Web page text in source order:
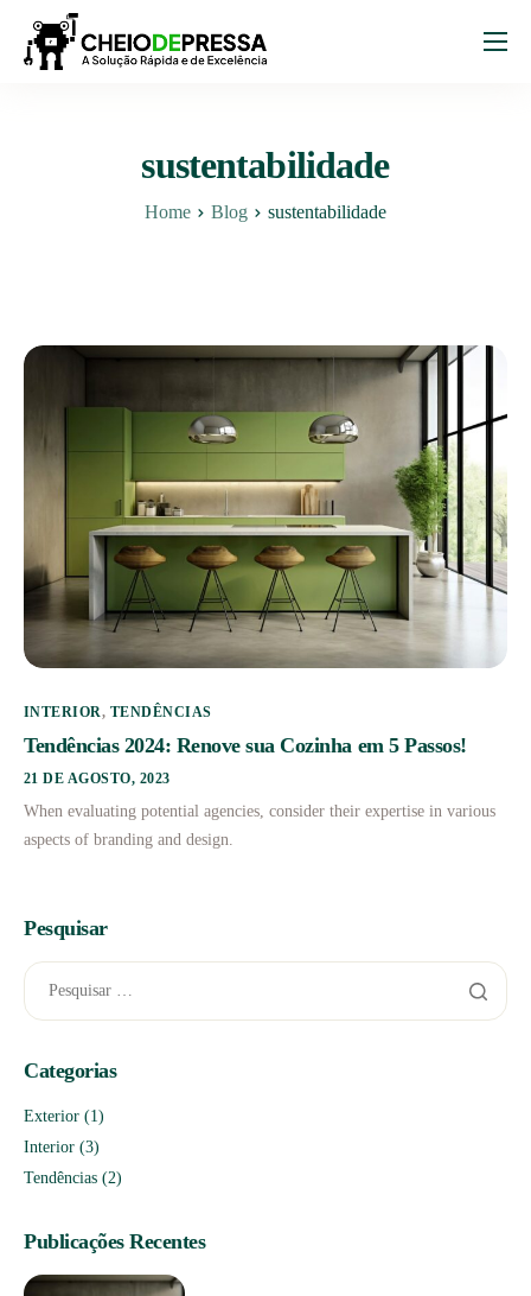
sustentabilidade
Home Blog sustentabilidade
INTERIOR, TENDÊNCIAS
Tendências 2024: Renove sua Cozinha em 5 Passos!
21 DE AGOSTO, 2023
When evaluating potential agencies, consider their expertise in various
aspects of branding and design.
Pesquisar
Categorias
Exterior (1)
Interior (3)
Tendências (2)
Publicações Recentes